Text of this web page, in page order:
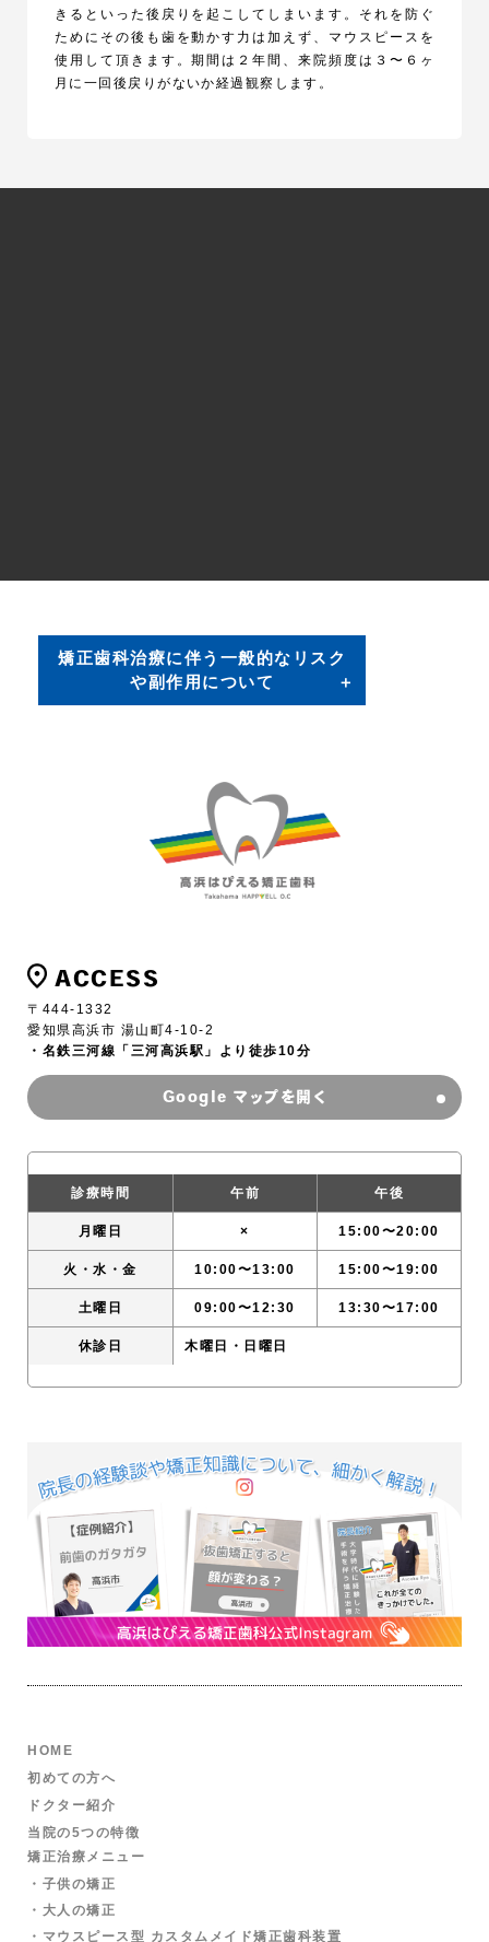
きるといった後戻りを起こしてしまいます。それを防ぐ
ためにその後も歯を動かす力は加えず、マウスピースを
使用して頂きます。期間は２年間、来院頻度は３〜６ヶ
月に一回後戻りがないか経過観察します。
矯正歯科治療に伴う一般的なリスク
や副作用について
数日間～1、2週間で慣れてきます。
②歯の動き方には個人差があり、予想された治療期間
が延長する可能性があります。
③矯正歯科装置の使用状況、顎間ゴムの使用状況、定
期的な通院など、矯正歯科治療には患者さんの協力が
食物が溜りやすく、また歯が磨きにくくなるため、む
し歯や歯周病が生じるリスクが高まります。したがっ
てハミガキを適切に行い、お口の中を常に清潔に保
ち、さらに、かかりつけ歯科医に定期的に受診するこ
とが大切です。また、歯が動くと隠れていたむし歯が
あることが判明することもあります。
⑤歯を動かすことにより歯根が吸収して短くなること
や歯肉がやせて下がることがあります。
⑥ごくまれに歯が骨と癒着していて歯が動かないこと
があります。
⑦ごくまれに歯を動かすことで神経が障害を受けて壊
⑧矯正歯科装置などにより金属等のアレルギー症状が
出ることがあります。
⑨治療中に顎関節の痛み、音が鳴る、口が開けにくい
などの症状が生じることがあります。
⑩治療の経過によっては当初予定していた治療計画を
変更する可能性があります。
⑫矯正歯科装置を誤飲する可能性があります。
⑬矯正歯科装置を外す際にエナメル質に微小な亀裂が
入る可能性や、かぶせ物（補綴物）の一部が破損する
可能性があります。
⑭動的治療が終了し装置が外れた後に現在の咬み合わ
せに合った状態のかぶせ物（補綴物）やむし歯の治療
（修復物）などをやりなおす必要性が生じる可能性が
あります。
可能性があります。
⑰治療後に親知らずの影響で歯並びや咬み合せに変化
が生じる可能性があります。また、加齢や歯周病など
により歯並びや咬み合せが変化することがあります。
⑱矯正歯科治療は一度始めると元の状態に戻すことは
ACCESS
〒444-1332
愛知県高浜市 湯山町4-10-2
・名鉄三河線「三河高浜駅」より徒歩10分
Google マップを開く
診療時間 午前 午後
月曜日 × 15:00〜20:00
火・水・金 10:00〜13:00 15:00〜19:00
土曜日 09:00〜12:30 13:30〜17:00
休診日 木曜日・日曜日
HOME
初めての方へ
ドクター紹介
当院の5つの特徴
矯正治療メニュー
・子供の矯正
・大人の矯正
・マウスピース型 カスタムメイド矯正歯科装置